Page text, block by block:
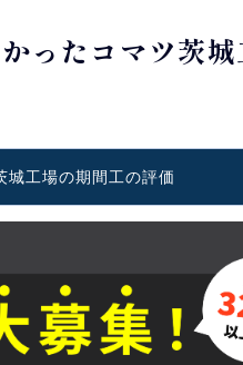
ったコマツ茨
城工場の期間工の評価